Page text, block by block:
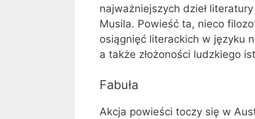
najważniejszych dzieł
Musila. Powieść ta, nieco
osiągnięć literackich w języku
a także złożoności ludzkiego
Fabuła
Akcja powieści toczy się w